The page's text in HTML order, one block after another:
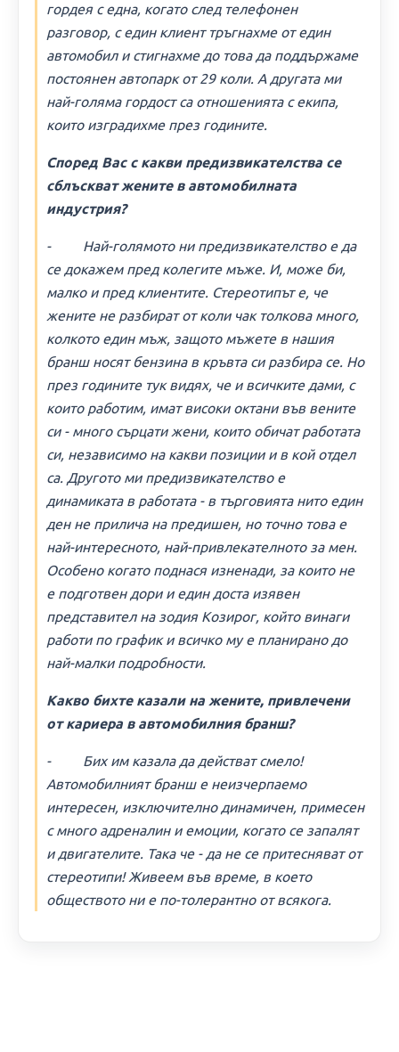
гордея с една, когато след телефонен
разговор, с един клиент тръгнахме от един
автомобил и стигнахме до това да поддържаме
постоянен автопарк от 29 коли. А другата ми
най-голяма гордост са отношенията с екипа,
които изградихме през годините.
Според Вас с какви предизвикателства се
сблъскват жените в автомобилната
индустрия?
- Най-голямото ни предизвикателство е да
се докажем пред колегите мъже. И, може би,
малко и пред клиентите. Стереотипът е, че
жените не разбират от коли чак толкова много,
колкото един мъж, защото мъжете в нашия
бранш носят бензина в кръвта си разбира се. Но
през годините тук видях, че и всичките дами, с
които работим, имат високи октани във вените
си - много сърцати жени, които обичат работата
си, независимо на какви позиции и в кой отдел
са. Другото ми предизвикателство е
динамиката в работата - в търговията нито един
ден не прилича на предишен, но точно това е
най-интересното, най-привлекателното за мен.
Особено когато поднася изненади, за които не
е подготвен дори и един доста изявен
представител на зодия Козирог, който винаги
работи по график и всичко му е планирано до
най-малки подробности.
Какво бихте казали на жените, привлечени
от кариера в автомобилния бранш?
- Бих им казала да действат смело!
Автомобилният бранш е неизчерпаемо
интересен, изключително динамичен, примесен
с много адреналин и емоции, когато се запалят
и двигателите. Така че - да не се притесняват от
стереотипи! Живеем във време, в което
обществото ни е по-толерантно от всякога.